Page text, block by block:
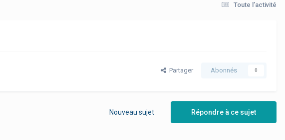
Toute l’activité
Partager Abonnés 0
Répondre à ce sujet
Nouveau sujet